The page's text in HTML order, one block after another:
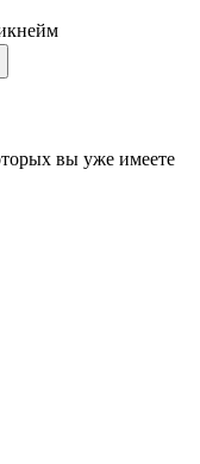
вы уже имеете